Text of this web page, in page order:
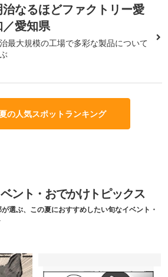
治なるほどファクトリー愛
／愛知県
最大規模の工場で多彩な製品について
の人気スポットランキング
ント・おでかけトピックス
選ぶ、この夏におすすめしたい旬なイベント・